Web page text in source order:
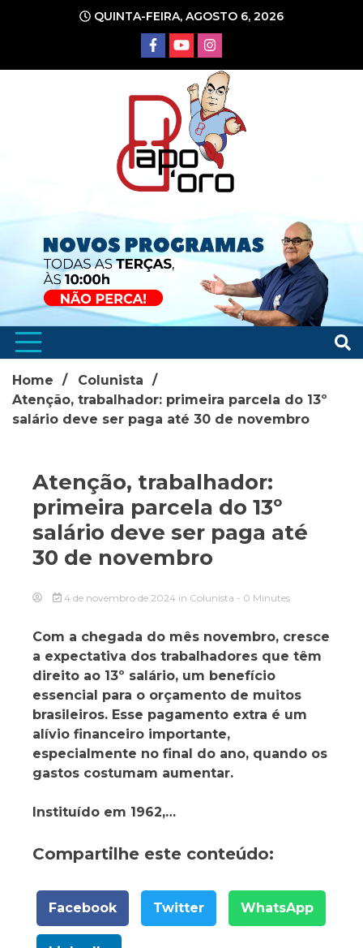
conteúdo
QUINTA-FEIRA, AGOSTO 6, 2026
Home
Colunista
Atenção, trabalhador: primeira parcela do 13º
salário deve ser paga até 30 de novembro
Atenção, trabalhador:
primeira parcela do 13º
salário deve ser paga até
30 de novembro
4 de novembro de 2024 in Colunista - 0 Minutes
Com a chegada do mês novembro, cresce
a expectativa dos trabalhadores que têm
direito ao 13º salário, um benefício
essencial para o orçamento de muitos
brasileiros. Esse pagamento extra é um
alívio financeiro importante,
especialmente no final do ano, quando os
gastos costumam aumentar.
Instituído em 1962,…
Compartilhe este conteúdo:
Facebook Twitter WhatsApp